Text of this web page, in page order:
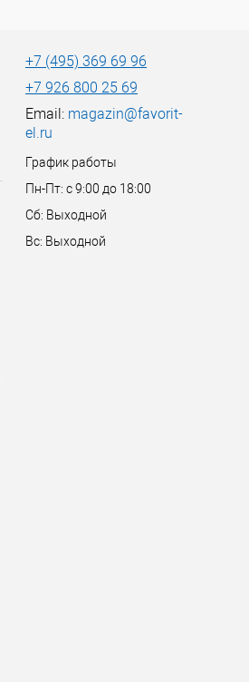
+7 (495) 369 69 96
+7 926 800 25 69
Email: magazin@favorit-
el.ru
График работы
Пн-Пт: с 9:00 до 18:00
Сб: Выходной
Вс: Выходной